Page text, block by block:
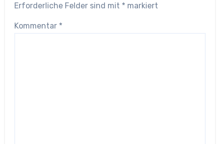
Erforderliche Felder sind mit * markiert
Kommentar *